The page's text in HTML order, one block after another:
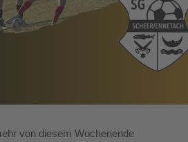
von diesem Wochenende